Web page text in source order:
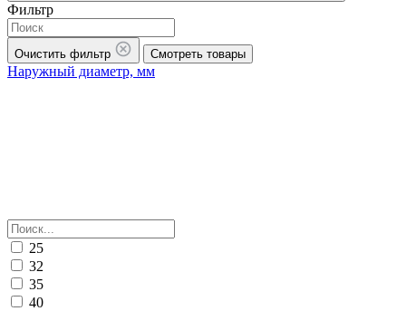
Фильтр
Очистить фильтр Смотреть товары
Наружный диаметр, мм
25
32
35
40